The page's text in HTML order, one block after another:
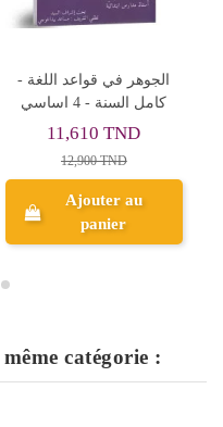
زينب تستعد
Set de
Couleur -
catégorie :